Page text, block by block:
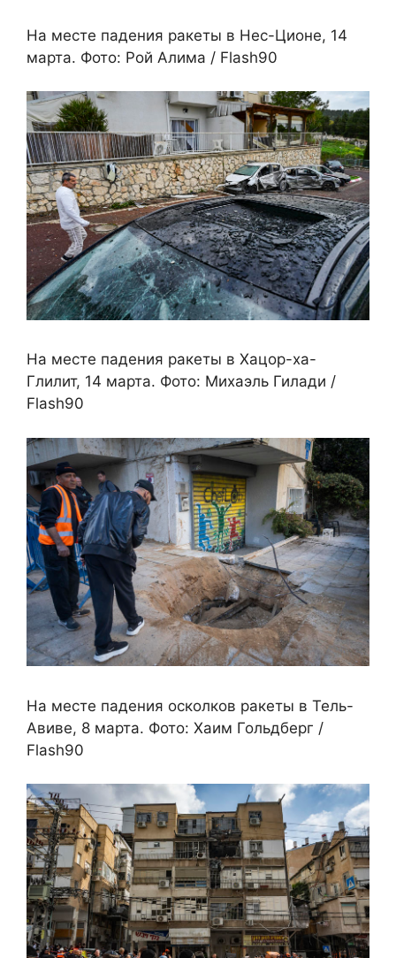
На месте падения ракеты в Нес-Ционе, 14
марта. Фото: Рой Алима / Flash90
На месте падения ракеты в Хацор-ха-
Глилит, 14 марта. Фото: Михаэль Гилади /
Flash90
На месте падения осколков ракеты в Тель-
Авиве, 8 марта. Фото: Хаим Гольдберг /
Flash90